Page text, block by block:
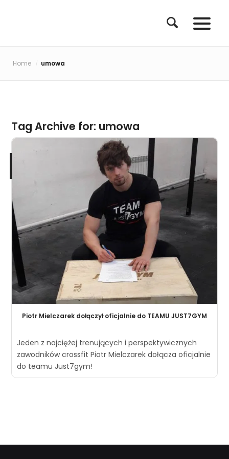
Home / umowa
Tag Archive for: umowa
Piotr Mielczarek dołączył oficjalnie do TEAMU JUST7GYM
Jeden z najciężej trenujących i perspektywicznych
zawodników crossfit Piotr Mielczarek dołącza oficjalnie
do teamu Just7gym!